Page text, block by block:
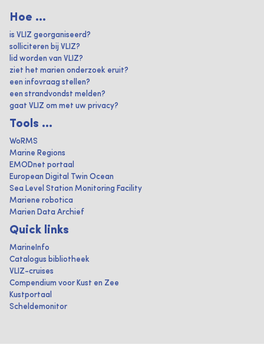
Hoe ...
is VLIZ georganiseerd?
solliciteren bij VLIZ?
lid worden van VLIZ?
ziet het marien onderzoek eruit?
een infovraag stellen?
een strandvondst melden?
gaat VLIZ om met uw privacy?
Tools ...
WoRMS
Marine Regions
EMODnet portaal
European Digital Twin Ocean
Sea Level Station Monitoring Facility
Mariene robotica
Marien Data Archief
Quick links
MarineInfo
Catalogus bibliotheek
VLIZ-cruises
Compendium voor Kust en Zee
Kustportaal
Scheldemonitor